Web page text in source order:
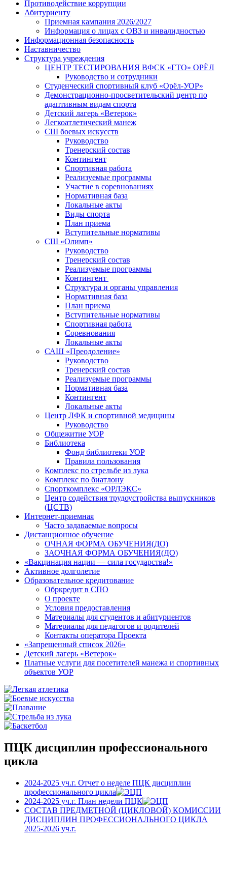
Противодействие коррупции
Абитуриенту
Приемная кампания 2026/2027
Информация о лицах с ОВЗ и инвалидностью
Информационная безопасность
Наставничество
Структура учреждения
ЦЕНТР ТЕСТИРОВАНИЯ ВФСК «ГТО» ОРЁЛ
Руководство и сотрудники
Студенческий спортивный клуб «Орёл-УОР»
Демонстрационно-просветительский центр по
адаптивным видам спорта
Детский лагерь «Ветерок»
Легкоатлетический манеж
СШ боевых искусств
Руководство
Тренерский состав
Контингент
Спортивная работа
Реализуемые программы
Участие в соревнованиях
Нормативная база
Локальные акты
Виды спорта
План приема
Вступительные нормативы
СШ «Олимп»
Руководство
Тренерский состав
Реализуемые программы
Контингент
Структура и органы управления
Нормативная база
План приема
Вступительные нормативы
Спортивная работа
Соревнования
Локальные акты
САШ «Преодоление»
Руководство
Тренерский состав
Реализуемые программы
Нормативная база
Контингент
Локальные акты
Центр ЛФК и спортивной медицины
Руководство
Общежитие УОР
Библиотека
Фонд библиотеки УОР
Правила пользования
Комплекс по стрельбе из лука
Комплекс по биатлону
Спорткомплекс «ОРЛЭКС»
Центр содействия трудоустройства выпускников
(ЦСТВ)
Интернет-приемная
Часто задаваемые вопросы
Дистанционное обучение
ОЧНАЯ ФОРМА ОБУЧЕНИЯ(ДО)
ЗАОЧНАЯ ФОРМА ОБУЧЕНИЯ(ДО)
«Вакцинация нации — сила государства!»
Активное долголетие
Образовательное кредитование
Обркредит в СПО
О проекте
Условия предоставления
Материалы для студентов и абитуриентов
Материалы для педагогов и родителей
Контакты оператора Проекта
«Запрещенный список 2026»
Детский лагерь «Ветерок»
Платные услуги для посетителей манежа и спортивных
объектов УОР
ПЦК дисциплин профессионального
цикла
2024-2025 уч.г. Отчет о неделе ПЦК дисциплин
профессионального цикла
2024-2025 уч.г. План недели ПЦК
СОСТАВ ПРЕДМЕТНОЙ (ЦИКЛОВОЙ) КОМИССИИ
ДИСЦИПЛИН ПРОФЕССИОНАЛЬНОГО ЦИКЛА
2025-2026 уч.г.